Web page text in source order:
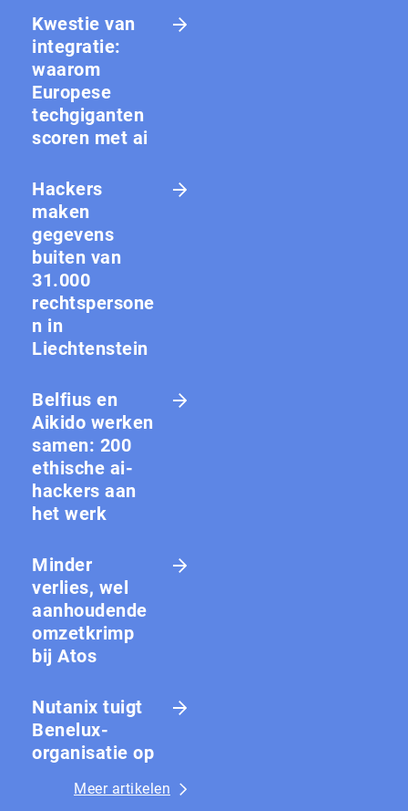
Kwestie van
integratie:
waarom
Europese
techgiganten
scoren met ai
Hackers
maken
gegevens
buiten van
31.000
rechtspersone
n in
Liechtenstein
Belfius en
Aikido werken
samen: 200
ethische ai-
hackers aan
het werk
Minder
verlies, wel
aanhoudende
omzetkrimp
bij Atos
Nutanix tuigt
Benelux-
organisatie op
Meer artikelen